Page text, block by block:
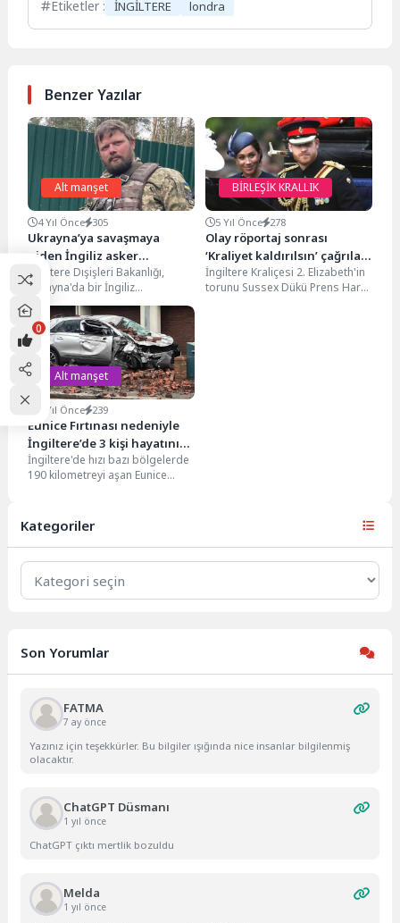
Etiketler : İNGİLTERE londra
Benzer Yazılar
Alt manşet
4 Yıl Önce 305
Ukrayna’ya savaşmaya
giden İngiliz asker
öldürüldü
İngiltere Dışişleri Bakanlığı,
Ukrayna'da bir İngiliz
vatandaşının öldürüldüğünü
açıkladı. Ukrayna'daki kaynaklar
BBC'ye, ölen kişinin Ukrayna...
BİRLEŞİK KRALLIK
5 Yıl Önce 278
Olay röportaj sonrası
‘Kraliyet kaldırılsın’ çağrıları
yükseliyor
İngiltere Kraliçesi 2. Elizabeth'in
torunu Sussex Dükü Prens Harry
Alt manşet
4 Yıl Önce 239
Eunice Fırtınası nedeniyle
İngiltere’de 3 kişi hayatını
kaybetti
İngiltere'de hızı bazı bölgelerde
190 kilometreyi aşan Eunice
Kategoriler
Kategoriler
Son Yorumlar
FATMA
7 ay önce
Yazınız için teşekkürler. Bu bilgiler ışığında nice insanlar bilgilenmiş
olacaktır.
ChatGPT Düsmanı
1 yıl önce
ChatGPT çıktı mertlik bozuldu
Melda
1 yıl önce
0